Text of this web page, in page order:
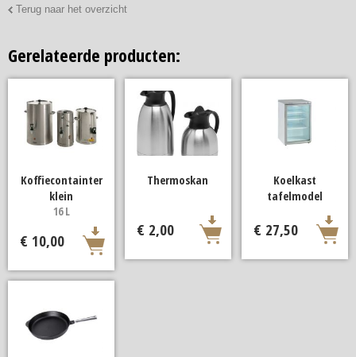
Terug naar het overzicht
Gerelateerde producten:
Koffiecontainter
klein
16 L
€ 10,00
Thermoskan
€ 2,00
Koelkast
tafelmodel
€ 27,50